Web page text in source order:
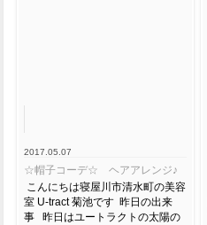
2017.05.07
☆帽子コーデ☆ ヘアアレンジ♪
こんにちは寝屋川市清水町の美容
室 U-tract 菊池です 昨日の出来
事 昨日はユートラクトの太陽の